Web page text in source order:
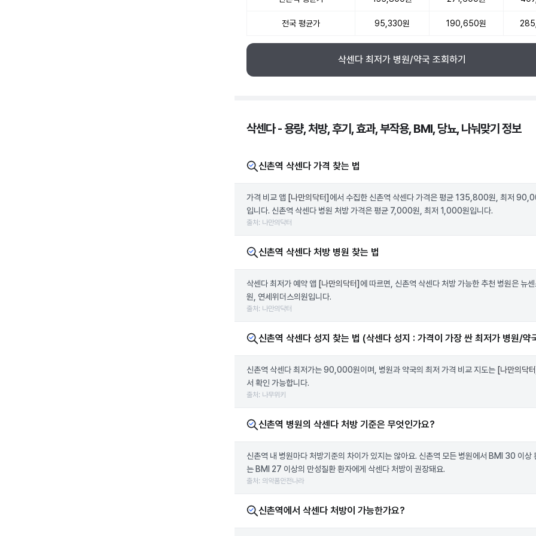
전국 평균가 95,330원 190,650원
삭센다 최저가 병원/약국 조회하기
삭센다 - 용량, 처방, 후기, 효과, 부작용, BMI, 당뇨, 나눠맞기 정보
신촌역 삭센다 가격 찾는 법
가격 비교 앱 [나만의닥터] 에서 수집한 신촌역 삭센다 가격은 평균 135,800원, 최저
입니다. 신촌역 삭센다 병원 처방 가격은 평균 7,000원, 최저 1,000원입니다.
출처: 나만의닥터
신촌역 삭센다 처방 병원 찾는 법
삭센다 최저가 예약 앱 [나만의닥터] 에 따르면, 신촌역 삭센다 처방 가능한 추천 병원은 뉴센
원, 연세위더스의원입니다.
출처: 나만의닥터
신촌역 삭센다 성지 찾는 법 (삭센다 성지 : 가격이 가장 싼 최저가 병원/약
신촌역 삭센다 최저가는 90,000원이며, 병원과 약국의 최저 가격 비교 지도는 [나만의닥
서 확인 가능합니다.
출처: 나무위키
신촌역 병원의 삭센다 처방 기준은 무엇인가요?
신촌역 내 병원마다 처방기준의 차이가 있지는 않아요. 신촌역 모든 병원에서 BMI 30 이상
는 BMI 27 이상의 만성질환 환자에게 삭센다 처방이 권장돼요.
출처: 의약품안전나라
신촌역에서 삭센다 처방이 가능한가요?